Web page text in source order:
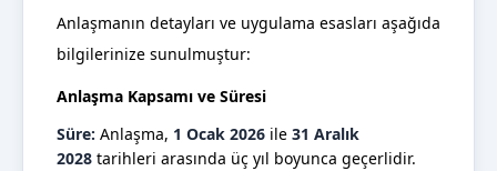
Anlaşmanın detayları ve uygulama esasları aşağıda
bilgilerinize sunulmuştur:
Anlaşma Kapsamı ve Süresi
Süre: Anlaşma, 1 Ocak 2026 ile 31 Aralık
2028 tarihleri arasında üç yıl boyunca geçerlidir.